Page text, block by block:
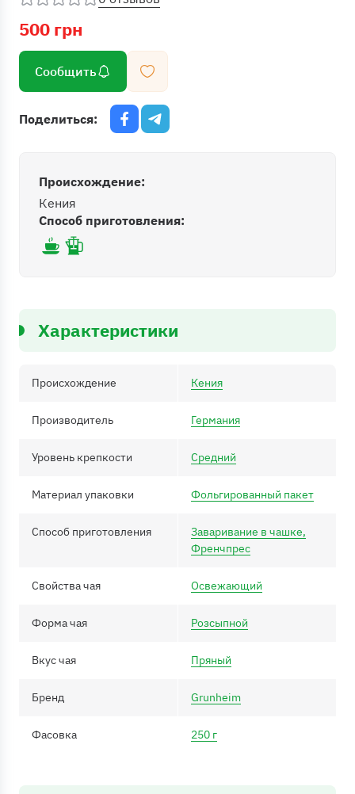
500 грн
Сообщить
Поделиться:
Происхождение:
Кения
Способ приготовления:
Характеристики
Происхождение Кения
Производитель Германия
Уровень крепкости Средний
Материал упаковки Фольгированный пакет
Способ приготовления
Заваривание в чашке,
Френчпрес
Свойства чая Освежающий
Форма чая Розсыпной
Вкус чая Пряный
Бренд Grunheim
Фасовка 250 г